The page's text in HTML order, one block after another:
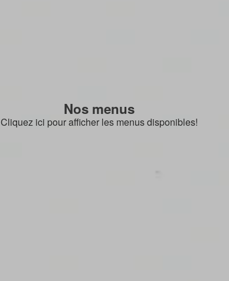
Nos menus
Cliquez ici pour afficher les menus disponibles!